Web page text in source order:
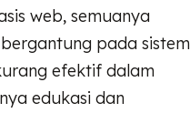
web, semuanya
pada sistem
efektif dalam
edukasi dan